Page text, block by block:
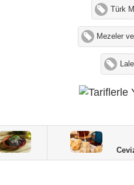
Türk
Mezeler